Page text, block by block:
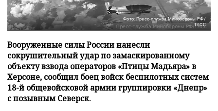
Фото: Пресс-служба Минобороны РФ/
ТАСС
Вооруженные силы России нанесли
сокрушительный удар по замаскированному
объекту взвода операторов «Птицы Мадьяра» в
Херсоне, сообщил боец войск беспилотных систем
18-й общевойсковой армии группировки «Днепр»
с позывным Северск.